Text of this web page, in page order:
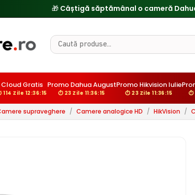
🎁 Câștigă săptămânal o cameră
Cloud Gratis
114 Zile 12:36:14
Promo Dahua August
⏱ 23 Zile 11:36:14
Promo Hikvision Iulie
⏱ 23 Zile 11:36:14 ⏱
supraveghere / Camere analogice HD / HikVision /